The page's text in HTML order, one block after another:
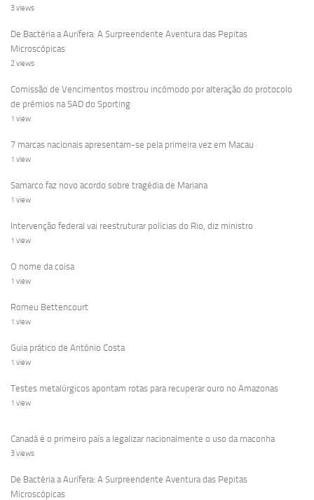
3 views
De Bactéria a Aurífera: A Surpreendente Aventura das Pepitas
Microscópicas
2 views
Comissão de Vencimentos mostrou incómodo por alteração do protocolo
de prémios na SAD do Sporting
1 view
7 marcas nacionais apresentam-se pela primeira vez em Macau
1 view
Samarco faz novo acordo sobre tragédia de Mariana
1 view
Intervenção federal vai reestruturar polícias do Rio, diz ministro
1 view
O nome da coisa
1 view
Romeu Bettencourt
1 view
Guia prático de António Costa
1 view
Testes metalúrgicos apontam rotas para recuperar ouro no Amazonas
1 view
Canadá é o primeiro país a legalizar nacionalmente o uso da maconha
3 views
De Bactéria a Aurífera: A Surpreendente Aventura das Pepitas
Microscópicas